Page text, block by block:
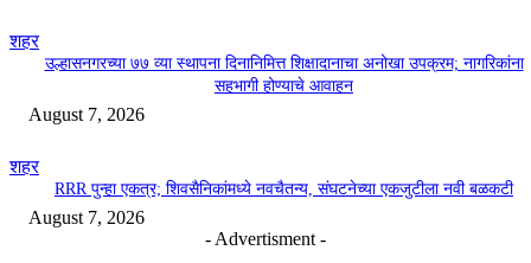
शहर
उल्हासनगरच्या ७७ व्या स्थापना दिनानिमित्त शिक्षादानाचा अनोखा उपक्रम; नागरिकांना
सहभागी होण्याचे आवाहन
August 7, 2026
शहर
RRR पुन्हा एकत्र; शिवसैनिकांमध्ये नवचैतन्य, संघटनेच्या एकजुटीला नवी बळकटी
August 7, 2026
- Advertisment -